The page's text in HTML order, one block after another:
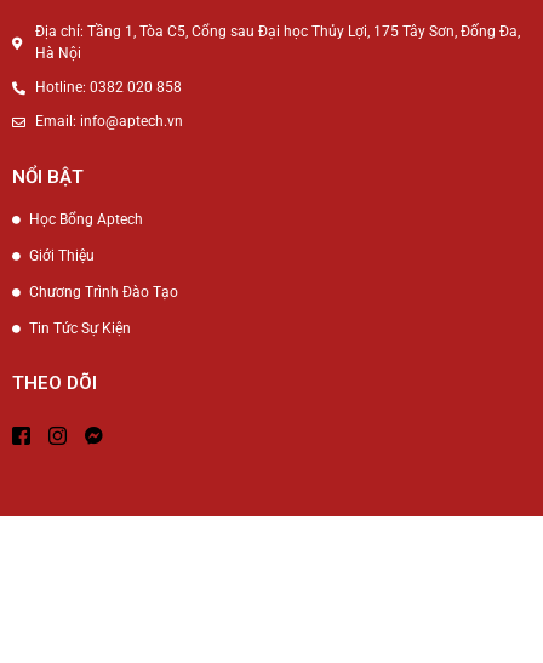
Địa chỉ: Tầng 1, Tòa C5, Cổng sau Đại học Thủy Lợi, 175 Tây Sơn, Đống Đa,
Hà Nội
Hotline: 0382 020 858
Email: info@aptech.vn
NỔI BẬT
Học Bổng Aptech
Giới Thiệu
Chương Trình Đào Tạo
Tin Tức Sự Kiện
THEO DÕI